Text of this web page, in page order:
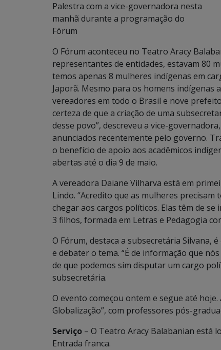
Palestra com a vice-governadora nesta
manhã durante a programação do
Fórum
O Fórum aconteceu no Teatro Aracy
representantes de entidades, estavam 80
temos apenas 8 mulheres indígenas em
Japorã. Mesmo para os homens indígenas
vereadores em todo o Brasil e nove
certeza de que a criação de uma
desse povo”, descreveu a vice-
anunciados recentemente pelo governo.
o benefício de apoio aos acadêmicos
abertas até o dia 9 de maio.
A vereadora Daiane Vilharva está em
Lindo. “Acredito que as mulheres
chegar aos cargos políticos. Elas têm de se
3 filhos, formada em Letras e Pedagogia
O Fórum, destaca a subsecretária Silvana,
e debater o tema. “É de informação que
de que podemos sim disputar um cargo
subsecretária.
O evento começou ontem e segue até
Globalização”, com professores pós-
Serviço – O Teatro Aracy Balabanian está
Entrada franca.